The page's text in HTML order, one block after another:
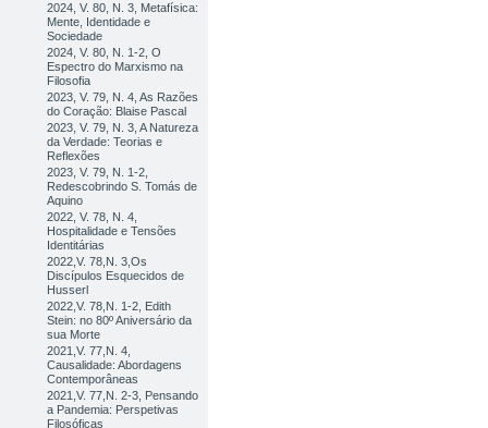
2024, V. 80, N. 3, Metafísica:
Mente, Identidade e
Sociedade
2024, V. 80, N. 1-2, O
Espectro do Marxismo na
Filosofia
2023, V. 79, N. 4, As Razões
do Coração: Blaise Pascal
2023, V. 79, N. 3, A Natureza
da Verdade: Teorias e
Reflexões
2023, V. 79, N. 1-2,
Redescobrindo S. Tomás de
Aquino
2022, V. 78, N. 4,
Hospitalidade e Tensões
Identitárias
2022,V. 78,N. 3,Os
Discípulos Esquecidos de
Husserl
2022,V. 78,N. 1-2, Edith
Stein: no 80º Aniversário da
sua Morte
2021,V. 77,N. 4,
Causalidade: Abordagens
Contemporâneas
2021,V. 77,N. 2-3, Pensando
a Pandemia: Perspetivas
Filosóficas